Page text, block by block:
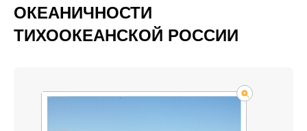
ОКЕАНИЧНОСТИ
ТИХООКЕАНСКОЙ РОССИИ